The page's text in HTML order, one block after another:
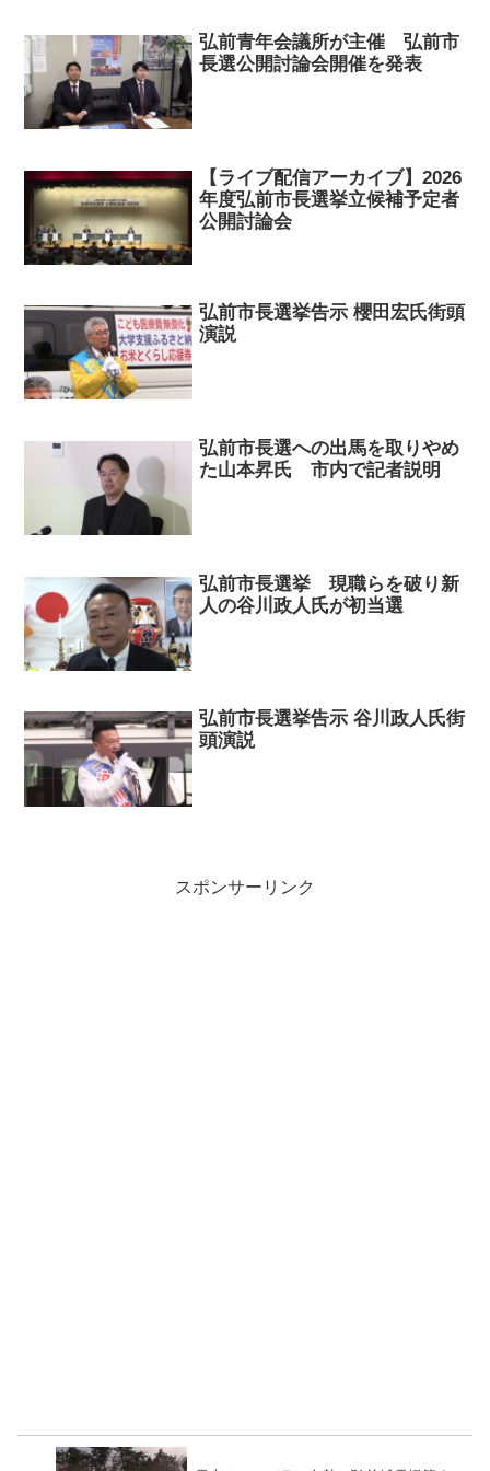
弘前青年会議所が主催 弘前市
長選公開討論会開催を発表
【ライブ配信アーカイブ】2026
年度弘前市長選挙立候補予定者
公開討論会
弘前市長選挙告示 櫻田宏氏街頭
演説
弘前市長選への出馬を取りやめ
た山本昇氏 市内で記者説明
弘前市長選挙 現職らを破り新
人の谷川政人氏が初当選
弘前市長選挙告示 谷川政人氏街
頭演説
スポンサーリンク